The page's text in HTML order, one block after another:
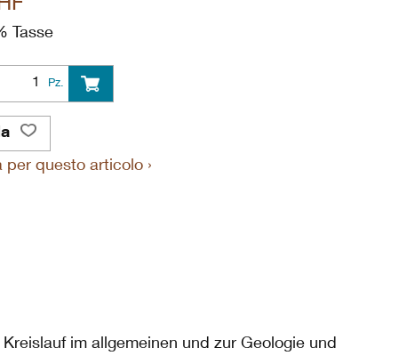
Tasse
Pz.
per questo articolo ›
im allgemeinen und zur Geologie und